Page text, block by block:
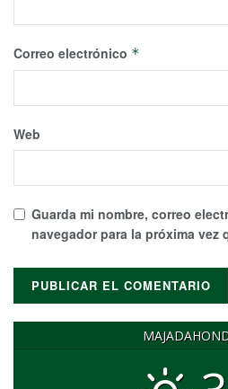
Correo electrónico *
Web
Guarda mi nombre, correo
navegador para la próxima vez